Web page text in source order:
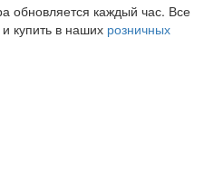
обновляется каждый час. Все
купить в наших розничных